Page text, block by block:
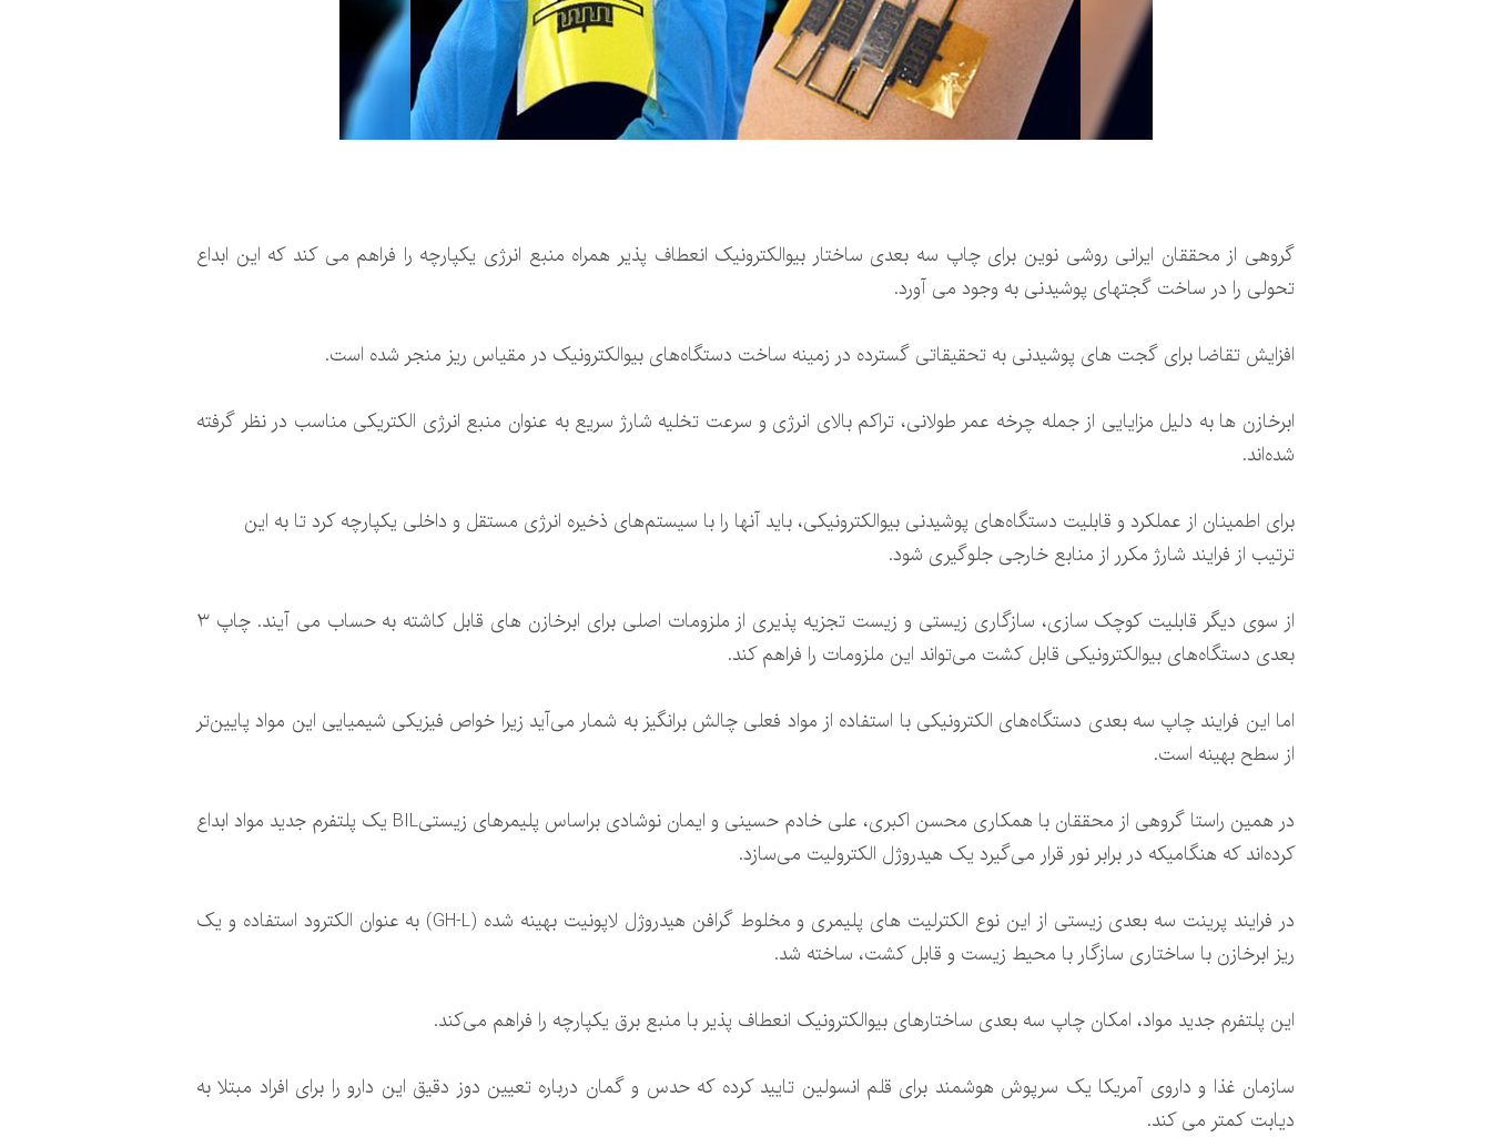
گروهی از محققان ایرانی روشی نوین برای چاپ سه بعدی ساختار بیوالکترونیک انعطاف پذیر همراه منبع انرژی یکپارچه را فراهم می کند که این ابداع
تحولی را در ساخت گجتهای پوشیدنی به وجود می آورد.
افزایش تقاضا برای گجت های پوشیدنی به تحقیقاتی گسترده در زمینه ساخت دستگاه‌های بیوالکترونیک در مقیاس ریز منجر شده است.
ابرخازن ها به دلیل مزایایی از جمله چرخه عمر طولانی، تراکم بالای انرژی و سرعت تخلیه شارژ سریع به عنوان منبع انرژی الکتریکی مناسب در نظر گرفته
شده‌اند.
برای اطمینان از عملکرد و قابلیت دستگاه‌های پوشیدنی بیوالکترونیکی، باید آنها را با سیستم‌های ذخیره انرژی مستقل و داخلی یکپارچه کرد تا به این
ترتیب از فرایند شارژ مکرر از منابع خارجی جلوگیری شود.
از سوی دیگر قابلیت کوچک سازی، سازگاری زیستی و زیست تجزیه پذیری از ملزومات اصلی برای ابرخازن های قابل کاشته به حساب می آیند. چاپ ۳
بعدی دستگاه‌های بیوالکترونیکی قابل کشت می‌تواند این ملزومات را فراهم کند.
اما این فرایند چاپ سه بعدی دستگاه‌های الکترونیکی با استفاده از مواد فعلی چالش برانگیز به شمار می‌آید زیرا خواص فیزیکی شیمیایی این مواد پایین‌تر
از سطح بهینه است.
در همین راستا گروهی از محققان با همکاری محسن اکبری، علی خادم حسینی و ایمان نوشادی براساس پلیمرهای زیستیBIL یک پلتفرم جدید مواد ابداع
کرده‌اند که هنگامیکه در برابر نور قرار می‌گیرد یک هیدروژل الکترولیت می‌سازد.
در فرایند پرینت سه بعدی زیستی از این نوع الکترلیت های پلیمری و مخلوط گرافن هیدروژل لاپونیت بهینه شده (GH-L) به عنوان الکترود استفاده و یک
ریز ابرخازن با ساختاری سازگار با محیط زیست و قابل کشت، ساخته شد.
این پلتفرم جدید مواد، امکان چاپ سه بعدی ساختارهای بیوالکترونیک انعطاف پذیر با منبع برق یکپارچه را فراهم می‌کند.
سازمان غذا و داروی آمریکا یک سرپوش هوشمند برای قلم انسولین تایید کرده که حدس و گمان درباره تعیین دوز دقیق این دارو را برای افراد مبتلا به
دیابت کمتر می کند.